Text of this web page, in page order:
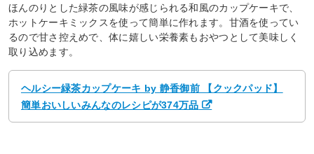
ほんのりとした緑茶の風味が感じられる和風のカップケーキで、
ホットケーキミックスを使って簡単に作れます。甘酒を使ってい
るので甘さ控えめで、体に嬉しい栄養素もおやつとして美味しく
取り込めます。
ヘルシー緑茶カップケーキ by 静香御前 【クックパッド】
簡単おいしいみんなのレシピが374万品